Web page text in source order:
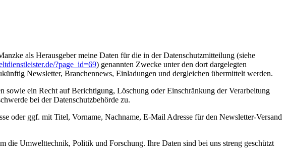
als Herausgeber meine Daten für die in der Datenschutzmitteilung (siehe
?page_id=69) genannten Zwecke unter den dort dargelegten
Newsletter, Branchennews, Einladungen und dergleichen übermittelt werden.
sowie ein Recht auf Berichtigung, Löschung oder Einschränkung der Verarbeitung
bei der Datenschutzbehörde zu.
oder ggf. mit Titel, Vorname, Nachname, E-Mail Adresse für den Newsletter-Versand
die Umwelttechnik, Politik und Forschung. Ihre Daten sind bei uns streng geschützt